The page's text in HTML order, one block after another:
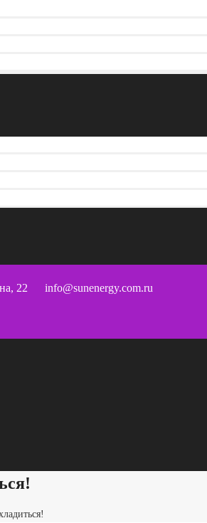
22 info@sunenergy.com.ru